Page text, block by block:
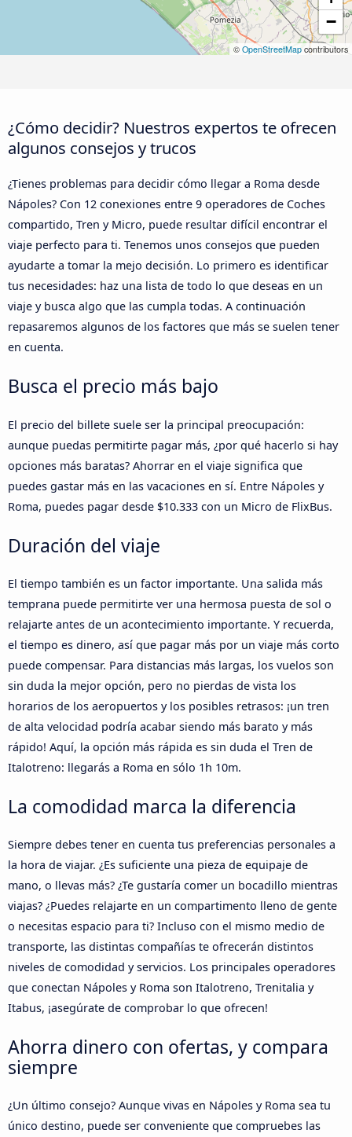
−
© OpenStreetMap contributors
¿Cómo decidir? Nuestros expertos te ofrecen
algunos consejos y trucos
¿Tienes problemas para decidir cómo llegar a Roma desde
Nápoles? Con 12 conexiones entre 9 operadores de Coches
compartido, Tren y Micro, puede resultar difícil encontrar el
viaje perfecto para ti. Tenemos unos consejos que pueden
ayudarte a tomar la mejo decisión. Lo primero es identificar
tus necesidades: haz una lista de todo lo que deseas en un
viaje y busca algo que las cumpla todas. A continuación
repasaremos algunos de los factores que más se suelen tener
en cuenta.
Busca el precio más bajo
El precio del billete suele ser la principal preocupación:
aunque puedas permitirte pagar más, ¿por qué hacerlo si hay
opciones más baratas? Ahorrar en el viaje significa que
puedes gastar más en las vacaciones en sí. Entre Nápoles y
Roma, puedes pagar desde $10.333 con un Micro de FlixBus.
Duración del viaje
El tiempo también es un factor importante. Una salida más
temprana puede permitirte ver una hermosa puesta de sol o
relajarte antes de un acontecimiento importante. Y recuerda,
el tiempo es dinero, así que pagar más por un viaje más corto
puede compensar. Para distancias más largas, los vuelos son
sin duda la mejor opción, pero no pierdas de vista los
horarios de los aeropuertos y los posibles retrasos: ¡un tren
de alta velocidad podría acabar siendo más barato y más
rápido! Aquí, la opción más rápida es sin duda el Tren de
Italotreno: llegarás a Roma en sólo 1h 10m.
La comodidad marca la diferencia
Siempre debes tener en cuenta tus preferencias personales a
la hora de viajar. ¿Es suficiente una pieza de equipaje de
mano, o llevas más? ¿Te gustaría comer un bocadillo mientras
viajas? ¿Puedes relajarte en un compartimento lleno de gente
o necesitas espacio para ti? Incluso con el mismo medio de
transporte, las distintas compañías te ofrecerán distintos
niveles de comodidad y servicios. Los principales operadores
que conectan Nápoles y Roma son Italotreno, Trenitalia y
Itabus, ¡asegúrate de comprobar lo que ofrecen!
Ahorra dinero con ofertas, y compara
siempre
¿Un último consejo? Aunque vivas en Nápoles y Roma sea tu
único destino, puede ser conveniente que compruebes las